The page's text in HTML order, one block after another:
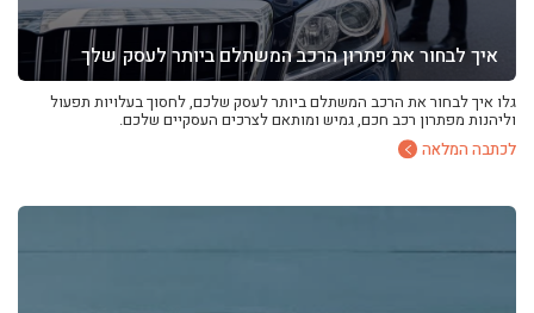
איך לבחור את פתרון הרכב המשתלם ביותר לעסק שלך
גלו איך לבחור את הרכב המשתלם ביותר לעסק שלכם, לחסוך בעלויות תפעול
וליהנות מפתרון רכב חכם, גמיש ומותאם לצרכים העסקיים שלכם.
לכתבה המלאה